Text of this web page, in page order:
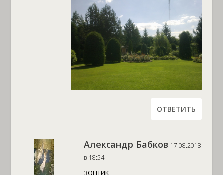
ОТВЕТИТЬ
Александр Бабков 17.08.2018
в 18:54
ЗОНТИК